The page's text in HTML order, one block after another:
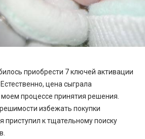
приобрести 7 ключей активации
цена сыграла
процессе принятия решения.
избежать покупки
приступил к тщательному поиску